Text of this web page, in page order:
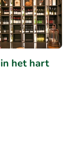
het hart